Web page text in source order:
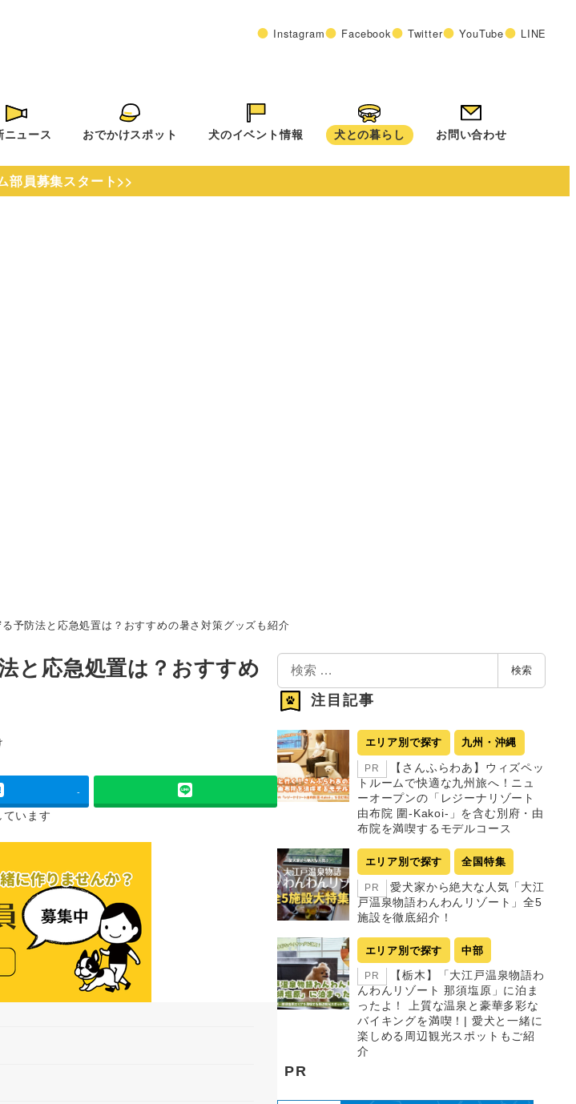
Instagram Facebook Twitter YouTube LINE
ニュース おでかけスポット 犬のイベント情報 犬との暮らし お問い合わせ
部員募集スタート>>
予防法と応急処置は？おすすめの暑さ対策グッズも紹介
と応急処置は？おすすめ
-
います
検
索
検索
注目記事
エリア別で探す 九州・沖縄
PR
【さんふらわあ】ウィズペッ
トルームで快適な九州旅へ！ニュ
ーオープンの「レジーナリゾート
由布院 圍-Kakoi-」を含む別府・由
布院を満喫するモデルコース
エリア別で探す 全国特集
PR
愛犬家から絶大な人気「大江
戸温泉物語わんわんリゾート」全5
施設を徹底紹介！
エリア別で探す 中部
PR
【栃木】「大江戸温泉物語わ
んわんリゾート 那須塩原」に泊ま
ったよ！ 上質な温泉と豪華多彩な
バイキングを満喫！| 愛犬と一緒に
楽しめる周辺観光スポットもご紹
介
PR